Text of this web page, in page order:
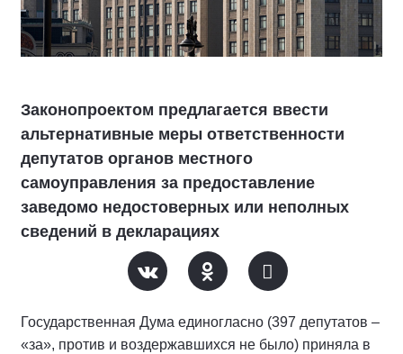
Законопроектом предлагается ввести
альтернативные меры ответственности
депутатов органов местного
самоуправления за предоставление
заведомо недостоверных или неполных
сведений в декларациях
Государственная Дума единогласно (397 депутатов –
«за», против и воздержавшихся не было) приняла в